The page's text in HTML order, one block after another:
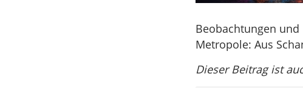
Beobachtungen
Metropole: Aus
Dieser Beitrag ist